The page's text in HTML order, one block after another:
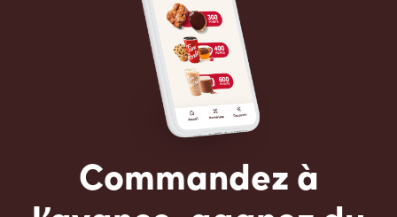
Commandez à